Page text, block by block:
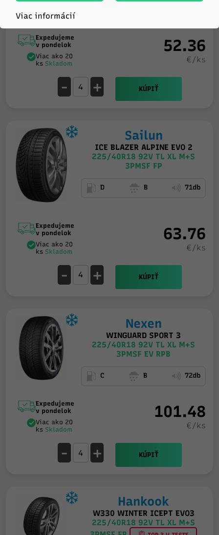
Expedujeme
v pondelok
Viac ako 20
ks Skladom
52.36
€/ks
- + KÚPIŤ
Sailun
ICE BLAZER ALPINE EVO 2
225/40R18 92V TL XL M+S
3PMSF FP
D B 71db
Expedujeme
v pondelok
Viac ako 20
ks Skladom
63.76
€/ks
- + KÚPIŤ
Nexen
WINGUARD SPORT 3
225/40R18 92V TL XL M+S
3PMSF EV RPB
C B 72db
Expedujeme
v pondelok
Viac ako 20
ks Skladom
101.48
€/ks
- + KÚPIŤ
Hankook
W330 WINTER ICEPT EVO3
225/40R18 92V TL XL M+S
Viac informácií